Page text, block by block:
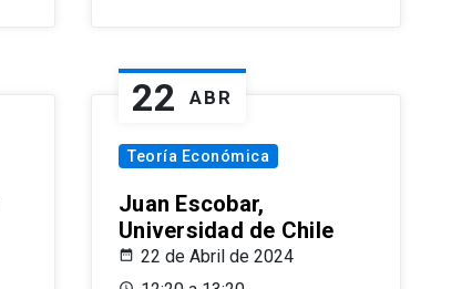
22 ABR
Teoría Económica
Juan Escobar,
Universidad de Chile
22 de Abril de 2024